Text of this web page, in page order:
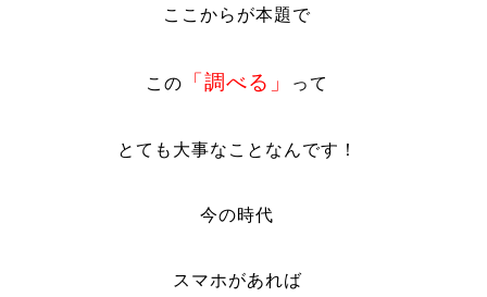
ここからが本題で
この 「調べる」 って
とても大事なことなんです！
今の時代
スマホがあれば